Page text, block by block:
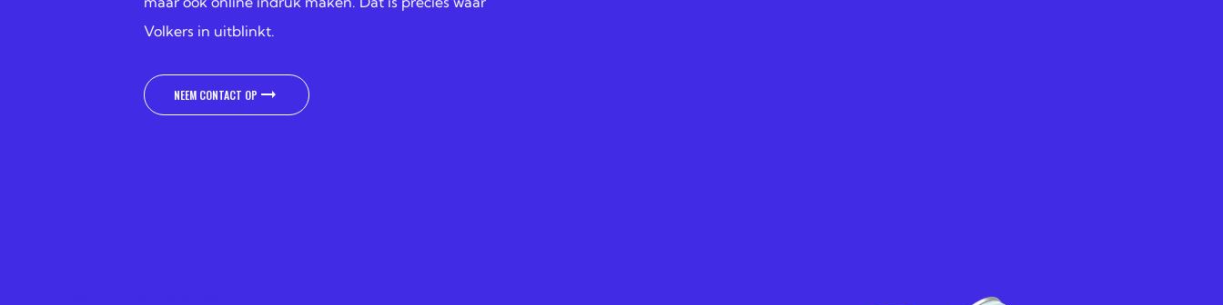
Volkers in uitblinkt.
NEEM CONTACT OP